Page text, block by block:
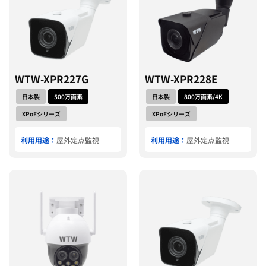
WTW-XPR227G
日本製
500万画素
XPoEシリーズ
利用用途： 屋外定点監視
WTW-XPR228E
日本製
800万画素/4K
XPoEシリーズ
利用用途： 屋外定点監視